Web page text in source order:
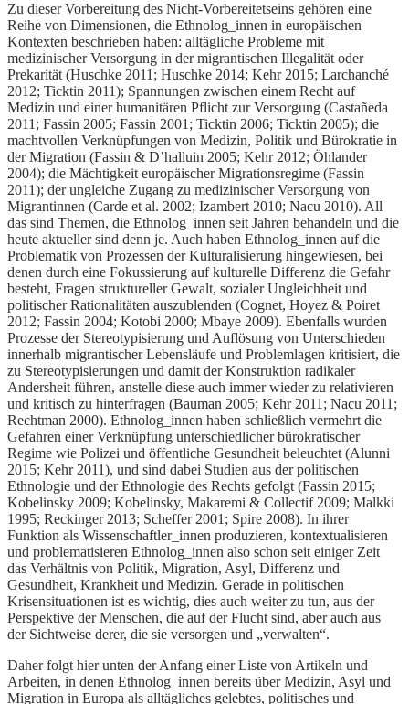
Zu dieser Vorbereitung des Nicht-Vorbereitetseins gehören eine
Reihe von Dimensionen, die Ethnolog_innen in europäischen
Kontexten beschrieben haben: alltägliche Probleme mit
medizinischer Versorgung in der migrantischen Illegalität oder
Prekarität (Huschke 2011; Huschke 2014; Kehr 2015; Larchanché
2012; Ticktin 2011); Spannungen zwischen einem Recht auf
Medizin und einer humanitären Pflicht zur Versorgung (Castañeda
2011; Fassin 2005; Fassin 2001; Ticktin 2006; Ticktin 2005); die
machtvollen Verknüpfungen von Medizin, Politik und Bürokratie in
der Migration (Fassin & D’halluin 2005; Kehr 2012; Öhlander
2004); die Mächtigkeit europäischer Migrationsregime (Fassin
2011); der ungleiche Zugang zu medizinischer Versorgung von
Migrantinnen (Carde et al. 2002; Izambert 2010; Nacu 2010). All
das sind Themen, die Ethnolog_innen seit Jahren behandeln und die
heute aktueller sind denn je. Auch haben Ethnolog_innen auf die
Problematik von Prozessen der Kulturalisierung hingewiesen, bei
denen durch eine Fokussierung auf kulturelle Differenz die Gefahr
besteht, Fragen struktureller Gewalt, sozialer Ungleichheit und
politischer Rationalitäten auszublenden (Cognet, Hoyez & Poiret
2012; Fassin 2004; Kotobi 2000; Mbaye 2009). Ebenfalls wurden
Prozesse der Stereotypisierung und Auflösung von Unterschieden
innerhalb migrantischer Lebensläufe und Problemlagen kritisiert, die
zu Stereotypisierungen und damit der Konstruktion radikaler
Andersheit führen, anstelle diese auch immer wieder zu relativieren
und kritisch zu hinterfragen (Bauman 2005; Kehr 2011; Nacu 2011;
Rechtman 2000). Ethnolog_innen haben schließlich vermehrt die
Gefahren einer Verknüpfung unterschiedlicher bürokratischer
Regime wie Polizei und öffentliche Gesundheit beleuchtet (Alunni
2015; Kehr 2011), und sind dabei Studien aus der politischen
Ethnologie und der Ethnologie des Rechts gefolgt (Fassin 2015;
Kobelinsky 2009; Kobelinsky, Makaremi & Collectif 2009; Malkki
1995; Reckinger 2013; Scheffer 2001; Spire 2008). In ihrer
Funktion als Wissenschaftler_innen produzieren, kontextualisieren
und problematisieren Ethnolog_innen also schon seit einiger Zeit
das Verhältnis von Politik, Migration, Asyl, Differenz und
Gesundheit, Krankheit und Medizin. Gerade in politischen
Krisensituationen ist es wichtig, dies auch weiter zu tun, aus der
Perspektive der Menschen, die auf der Flucht sind, aber auch aus
der Sichtweise derer, die sie versorgen und „verwalten“.
Daher folgt hier unten der Anfang einer Liste von Artikeln und
Arbeiten, in denen Ethnolog_innen bereits über Medizin, Asyl und
Migration in Europa als alltägliches gelebtes, politisches und